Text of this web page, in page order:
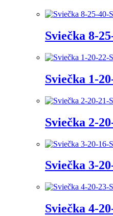
Sviečka 8-
Sviečka 1-
Sviečka 2-
Sviečka 3-
Sviečka 4-